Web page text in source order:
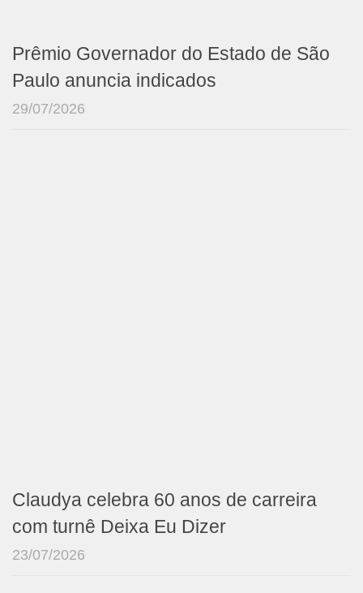
Prêmio Governador do Estado de São
Paulo anuncia indicados
29/07/2026
Claudya celebra 60 anos de carreira
com turnê Deixa Eu Dizer
23/07/2026